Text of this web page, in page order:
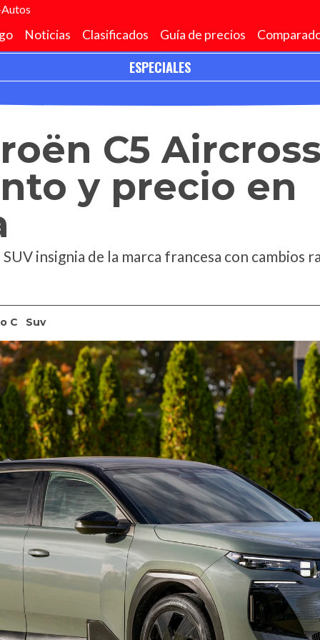
Noticias Clasificados Guía de precios
ESPECIALES
C5
y precio en
insignia de la marca francesa con cambios
C Suv